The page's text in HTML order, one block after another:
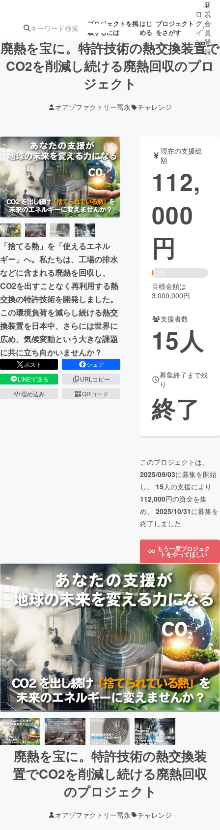
プロジェクトを掲
載するには
はじ
める
プロジェクト
をさがす
注目の新着プロ募集終了が近いプ
テクノロジー・ガジェット
映像・映画 書籍・雑誌
ビジネス・起業 チャレンジ
まちづくり・地域活性化
CAMPFIRE for Social Good
CAMPFIRE Creation
CAMPFIREふるさと納税machi-ya コミュニティ
ロ
グ
イ
ン
/
新
規
会
員
登
録
廃熱を宝に。特許技術の熱交換装置で
CO2を削減し続ける廃熱回収のプロ
ジェクト
オアゾファクトリー冨永 チャレンジ
「捨てる熱」を「使えるエネル
ギー」へ。私たちは、工場の排水
などに含まれる廃熱を回収し、
CO2を出すことなく再利用する熱
交換の特許技術を開発しました。
この環境負荷を減らし続ける熱交
換装置を日本中、さらには世界に
広め、気候変動という大きな課題
に共に立ち向かいませんか？
ポスト
シェア
LINEで送る
URLコピー
埋め込み
QRコード
現在の支援総
額
112,
000
円
3%
目標金額は
3,000,000円
支援者数
15人
募集終了まで残
り
終了
このプロジェクトは、
2025/09/03に募集を開始
し、 15人の支援により
112,000円の資金を集
め、 2025/10/31に募集を
終了しました
もう一度プロジェク
トをやってほしい
廃熱を宝に。特許技術の熱交換装
置でCO2を削減し続ける廃熱回収
のプロジェクト
オアゾファクトリー冨永 チャレンジ